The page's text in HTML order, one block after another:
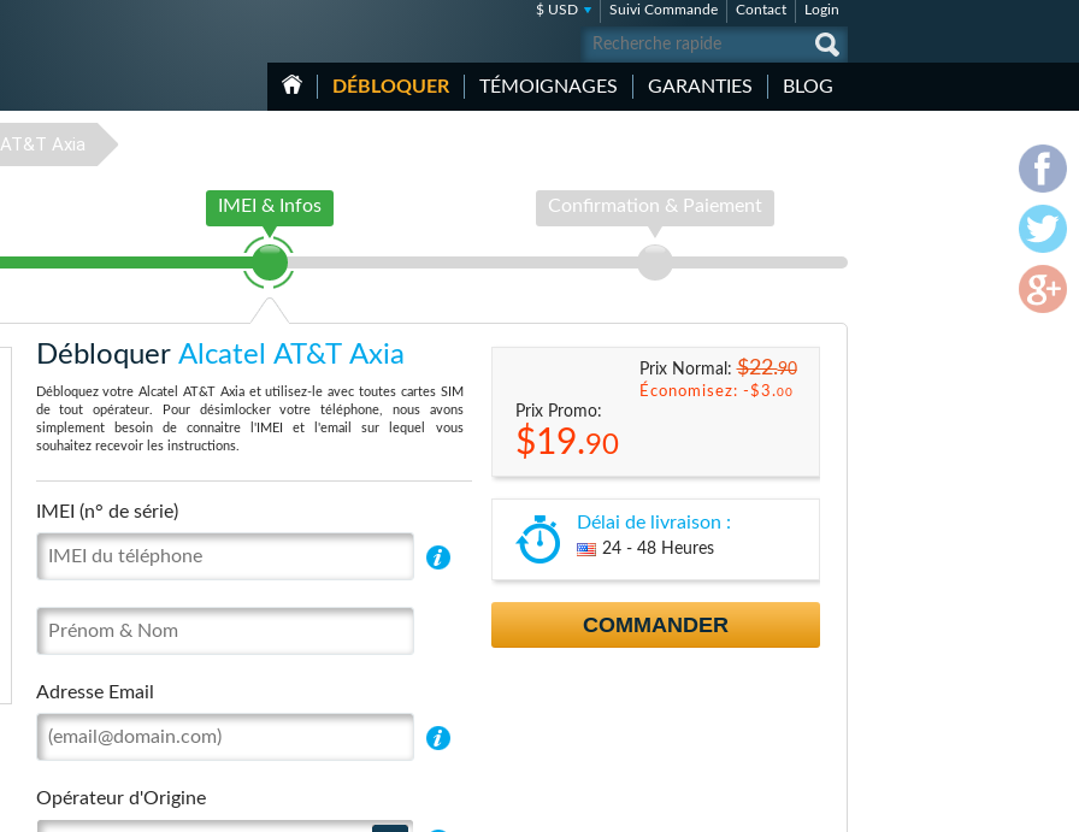
$ USD Suivi Commande Contact Login
DÉBLOQUER TÉMOIGNAGES GARANTIES BLOG
AT&T Axia
IMEI & Infos Confirmation & Paiement
Débloquer Alcatel AT&T Axia
Débloquez votre Alcatel AT&T Axia et utilisez-le avec toutes cartes SIM
de tout opérateur. Pour désimlocker votre téléphone, nous avons
simplement besoin de connaitre l'IMEI et l'email sur lequel vous
souhaitez recevoir les instructions.
IMEI (n° de série)
Adresse Email
Opérateur d'Origine
Prix Normal:$22.90
Économisez: -$3.00
Prix Promo:
$19.90
Délai de livraison :
24 - 48 Heures
COMMANDER